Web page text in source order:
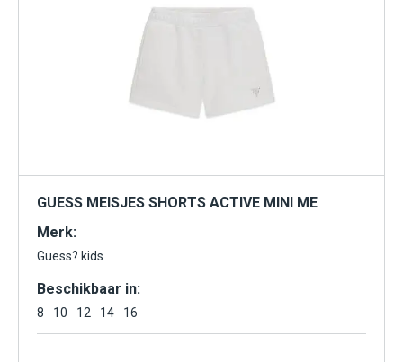
GUESS MEISJES SHORTS ACTIVE MINI ME
Merk:
Guess? kids
Beschikbaar in:
8 10 12 14 16